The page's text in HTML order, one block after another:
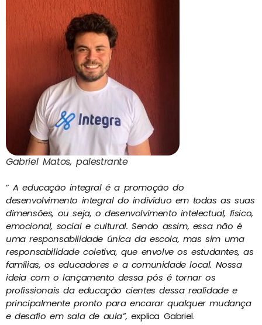
Gabriel Matos, palestrante
”A educação integral é a promoção do
desenvolvimento integral do indivíduo em todas as suas
dimensões, ou seja, o desenvolvimento intelectual, físico,
emocional, social e cultural. Sendo assim, essa não é
uma responsabilidade única da escola, mas sim uma
responsabilidade coletiva, que envolve os estudantes, as
famílias, os educadores e a comunidade local. Nossa
ideia com o lançamento dessa pós é tornar os
profissionais da educação cientes dessa realidade e
principalmente pronto para encarar qualquer mudança
e desafio em sala de aula”, explica Gabriel.